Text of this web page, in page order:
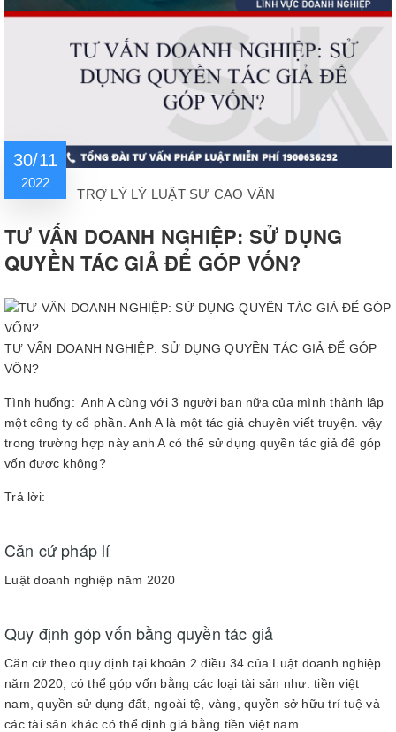
30/11
2022
TRỢ LÝ LÝ LUẬT SƯ CAO VÂN
TƯ VẤN DOANH NGHIỆP: SỬ DỤNG
QUYỀN TÁC GIẢ ĐỂ GÓP VỐN?
TƯ VẤN DOANH NGHIỆP: SỬ DỤNG QUYỀN TÁC GIẢ ĐỂ GÓP
VỐN?
Tình huống: Anh A cùng với 3 người bạn nữa của mình thành lập
một công ty cổ phần. Anh A là một tác giả chuyên viết truyện. vậy
trong trường hợp này anh A có thể sử dụng quyền tác giả để góp
vốn được không?
Trả lời:
Căn cứ pháp lí
Luật doanh nghiệp năm 2020
Quy định góp vốn bằng quyền tác giả
Căn cứ theo quy định tại khoản 2 điều 34 của Luật doanh nghiệp
năm 2020, có thể góp vốn bằng các loại tài sản như: tiền việt
nam, quyền sử dụng đất, ngoài tệ, vàng, quyền sở hữu trí tuệ và
các tài sản khác có thể định giá bằng tiền việt nam